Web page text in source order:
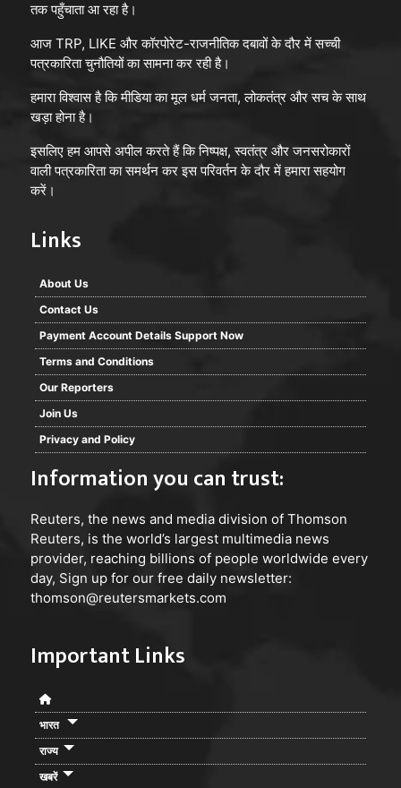
तक पहुँचाता आ रहा है।
आज TRP, LIKE और कॉरपोरेट-राजनीतिक दबावों के दौर में सच्ची
पत्रकारिता चुनौतियों का सामना कर रही है।
हमारा विश्वास है कि मीडिया का मूल धर्म जनता, लोकतंत्र और सच के साथ
खड़ा होना है।
इसलिए हम आपसे अपील करते हैं कि निष्पक्ष, स्वतंत्र और जनसरोकारों
वाली पत्रकारिता का समर्थन कर इस परिवर्तन के दौर में हमारा सहयोग
करें।
Links
About Us
Contact Us
Payment Account Details Support Now
Terms and Conditions
Our Reporters
Join Us
Privacy and Policy
Information you can trust:
Reuters, the news and media division of Thomson
Reuters, is the world’s largest multimedia news
provider, reaching billions of people worldwide every
day, Sign up for our free daily newsletter:
thomson@reutersmarkets.com
Important Links
भारत
राज्य
खबरें